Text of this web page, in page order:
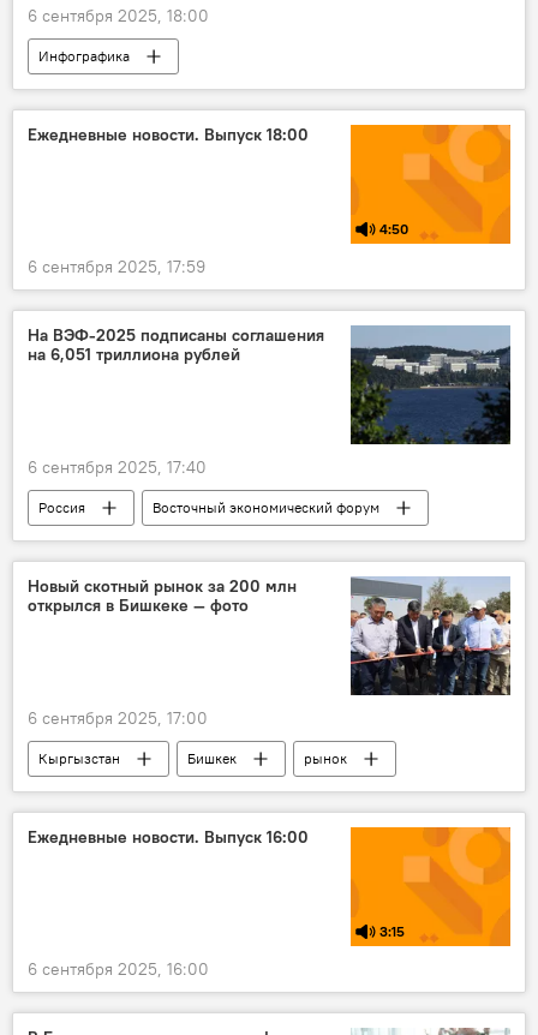
6 сентября 2025, 18:00
Инфографика
Цены на автомобили в Кыргызстане
Кыргызстан
Ежедневные новости. Выпуск 18:00
4:50
6 сентября 2025, 17:59
На ВЭФ-2025 подписаны соглашения
на 6,051 триллиона рублей
6 сентября 2025, 17:40
Россия
Восточный экономический форум
контракты
соглашение
Новый скотный рынок за 200 млн
открылся в Бишкеке — фото
6 сентября 2025, 17:00
Кыргызстан Бишкек
рынок
Бакыт Торобаев
скот
Ежедневные новости. Выпуск 16:00
3:15
6 сентября 2025, 16:00